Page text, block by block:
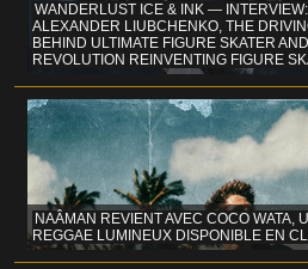
WANDERLUST ICE & INK — INTERVIEW:
ALEXANDER LIUBCHENKO, THE
BEHIND ULTIMATE FIGURE SKATER
REVOLUTION REINVENTING FIGURE
NAÂMAN REVIENT AVEC COCO WATA,
REGGAE LUMINEUX DISPONIBLE EN